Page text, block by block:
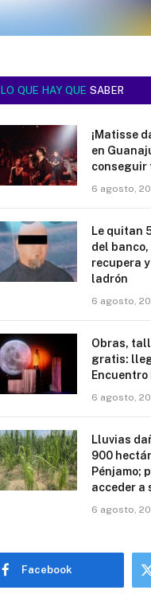
LO QUE HAY QUE SABER
¡Matisse
en
conseguir
6 agosto,
Le quitan
del
recupera
ladrón
6 agosto,
Obras,
gratis:
6 agosto,
Lluvias
900
Pénjamo;
acceder a
6 agosto,
Facebook